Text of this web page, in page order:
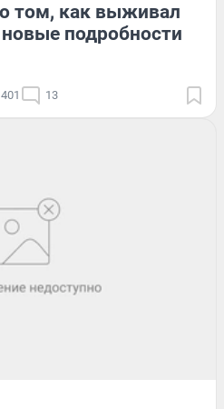
том, как выживал
подробности
13